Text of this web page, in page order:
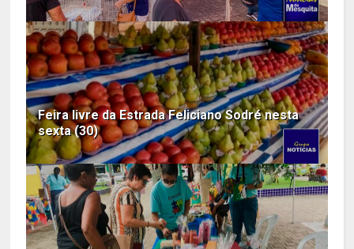
Feira livre da Estrada Feliciano Sodré nesta
sexta (30)